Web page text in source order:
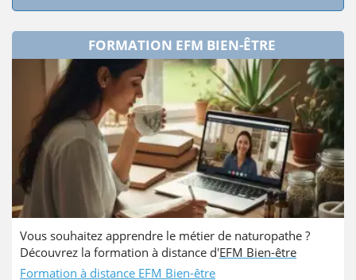
FORMATION EFM BIEN-ÊTRE
Vous souhaitez apprendre le métier de naturopathe ?
Découvrez la formation à distance d'EFM Bien-être
Formation à distance EFM Bien-être